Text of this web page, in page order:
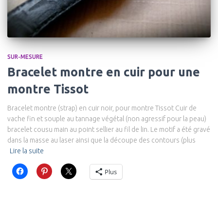
SUR-MESURE
Bracelet montre en cuir pour une
montre Tissot
Bracelet montre (strap) en cuir noir, pour montre Tissot Cuir de
vache fin et souple au tannage végétal (non agressif pour la peau)
bracelet cousu main au point sellier au fil de lin. Le motif a été gravé
dans la masse au laser ainsi que la découpe des contours (plus
Lire la suite
Plus